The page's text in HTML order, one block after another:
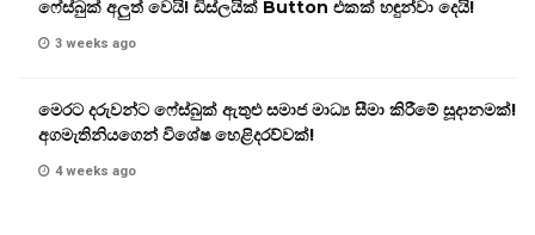
ෆේස්බුක් අලුත් වෙයි! ඩිස්ලයික් Button එකක් හඳුන්වා දෙයි!
3 weeks ago
මෙරට දරුවන්ට ෆේස්බුක් ඇතුළු සමාජ මාධ්‍ය සීමා කිරීමේ සූදානමක්!
අගමැතිනියගෙන් විශේෂ හෙළිදරව්වක්!
4 weeks ago